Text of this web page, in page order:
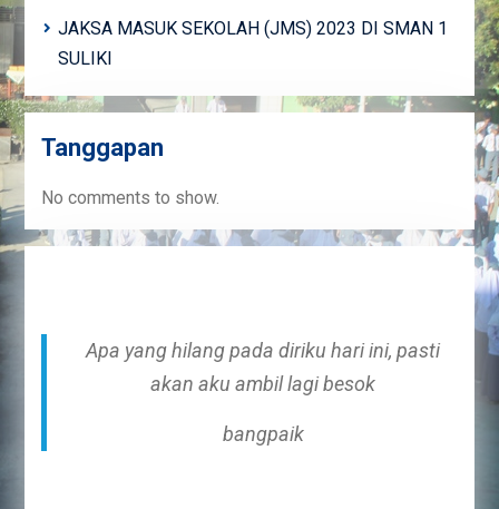
JAKSA MASUK SEKOLAH (JMS) 2023 DI SMAN 1
SULIKI
Tanggapan
No comments to show.
Apa yang hilang pada diriku hari ini, pasti
akan aku ambil lagi besok
bangpaik